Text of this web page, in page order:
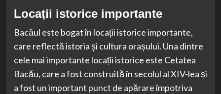
Locații istorice importante
Bacăul este bogat în locații istorice importante,
care reflectă istoria și cultura orașului. Una dintre
cele mai importante locații istorice este Cetatea
Bacău, care a fost construită în secolul al XIV-lea și
a fost un important punct de apărare împotriva